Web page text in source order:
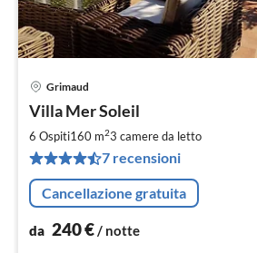
Grimaud
Villa Mer Soleil
6 Ospiti160 m23 camere da letto
7 recensioni
Cancellazione gratuita
da 240€/ notte